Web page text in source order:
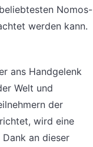
Nomos-
werden kann.
ans Handgelenk
Welt und
der
wird eine
an dieser